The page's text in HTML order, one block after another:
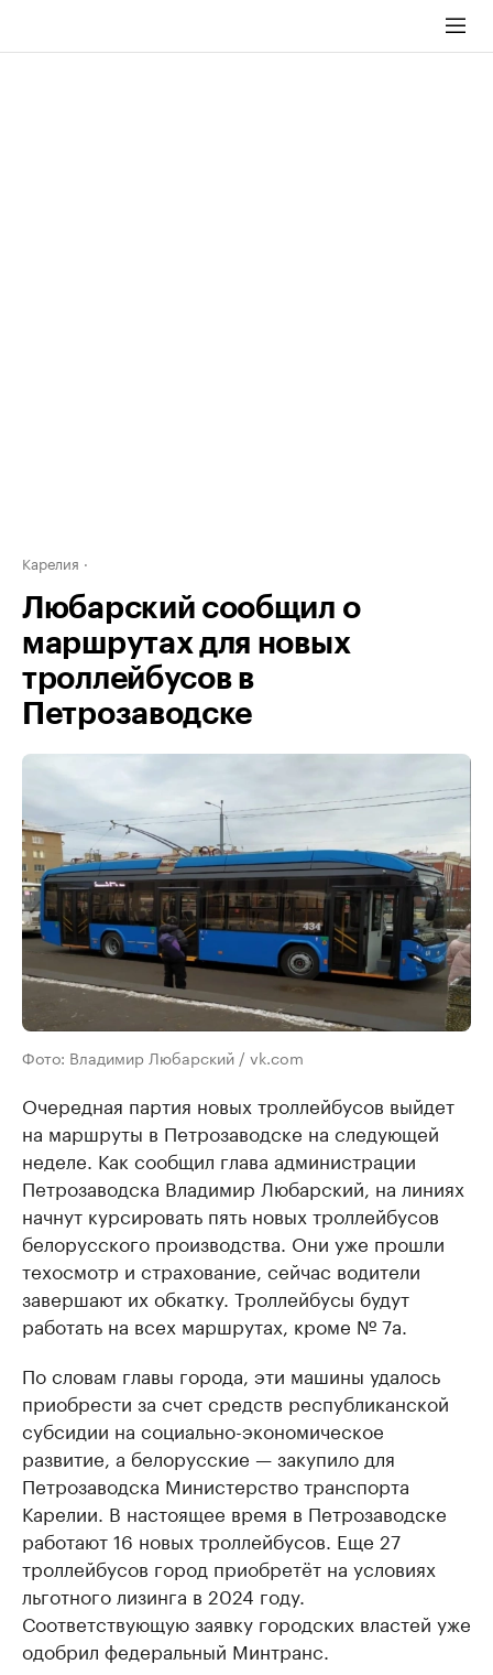
Карелия
Любарский сообщил о
маршрутах для новых
троллейбусов в
Петрозаводске
Фото: Владимир Любарский / vk.com
Очередная партия новых троллейбусов выйдет
на маршруты в Петрозаводске на следующей
неделе. Как сообщил глава администрации
Петрозаводска Владимир Любарский, на линиях
начнут курсировать пять новых троллейбусов
белорусского производства. Они уже прошли
техосмотр и страхование, сейчас водители
завершают их обкатку. Троллейбусы будут
работать на всех маршрутах, кроме № 7а.
По словам главы города, эти машины удалось
приобрести за счет средств республиканской
субсидии на социально-экономическое
развитие, а белорусские — закупило для
Петрозаводска Министерство транспорта
Карелии. В настоящее время в Петрозаводске
работают 16 новых троллейбусов. Еще 27
троллейбусов город приобретёт на условиях
льготного лизинга в 2024 году.
Соответствующую заявку городских властей уже
одобрил федеральный Минтранс.